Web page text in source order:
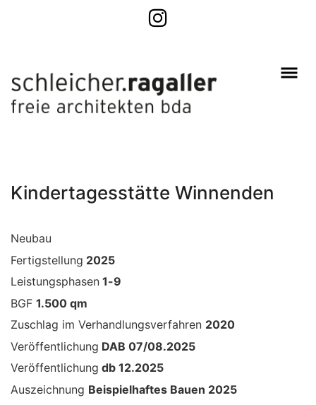
Kindertagesstätte Winnenden
Neubau
Fertigstellung 2025
Leistungsphasen 1-9
BGF 1.500 qm
Zuschlag im Verhandlungsverfahren 2020
Veröffentlichung DAB 07/08.2025
Veröffentlichung db 12.2025
Auszeichnung Beispielhaftes Bauen 2025